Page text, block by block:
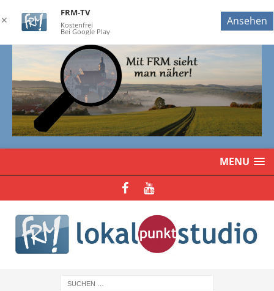
MENU
✕
FRM-TV
Kostenfrei
Bei Google Play
Ansehen